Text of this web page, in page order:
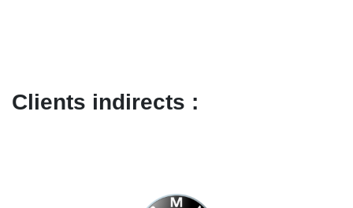
Clients indirects :